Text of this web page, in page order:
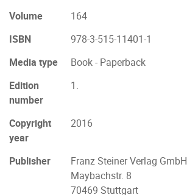
Volume
164
ISBN
978-3-515-11401-1
Media type
Book - Paperback
Edition
number
1.
Copyright
year
2016
Publisher
Franz Steiner Verlag GmbH
Maybachstr. 8
70469 Stuttgart